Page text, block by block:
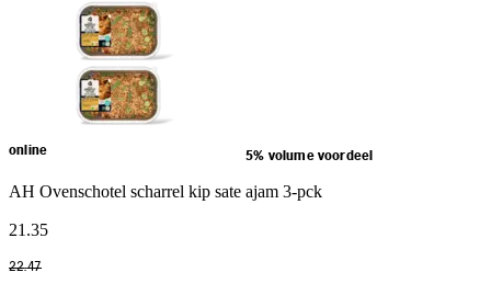
online 5% volume voordeel
AH Ovenschotel scharrel kip sate ajam 3-pck
21 .35
22.47